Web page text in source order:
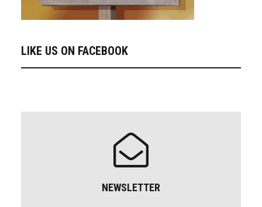
LIKE US ON FACEBOOK
NEWSLETTER